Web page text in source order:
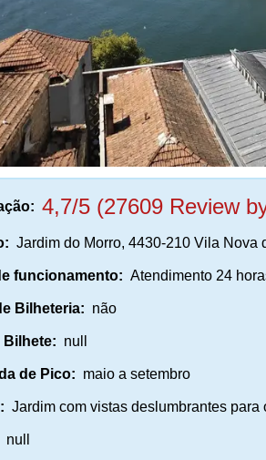
4,7/5 (27609 Review
Jardim do Morro, 4430-210 Vila Nova
funcionamento: Atendimento 24
Bilheteria: não
Bilhete: null
de Pico: maio a setembro
Jardim com vistas deslumbrantes para
null